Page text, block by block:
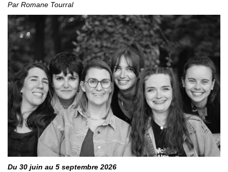
Par Romane Tourral
Du 30 juin au 5 septembre 2026